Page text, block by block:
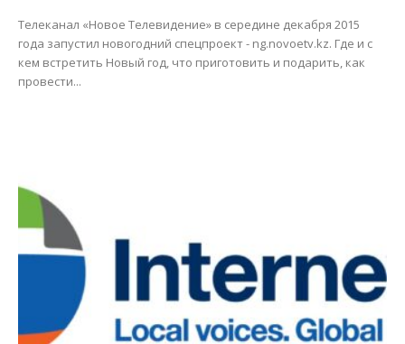
Телеканал «Новое Телевидение» в середине декабря 2015
года запустил новогодний спецпроект - ng.novoetv.kz. Где и с
кем встретить Новый год, что приготовить и подарить, как
провести...